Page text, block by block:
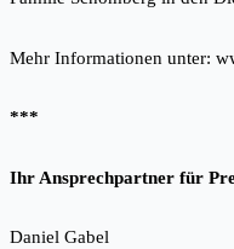
Mehr Informationen unter:
***
Ihr Ansprechpartner für
Daniel Gabel